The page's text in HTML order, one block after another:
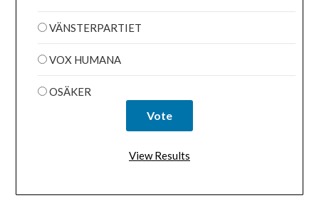
VÄNSTERPARTIET
VOX HUMANA
OSÄKER
View Results